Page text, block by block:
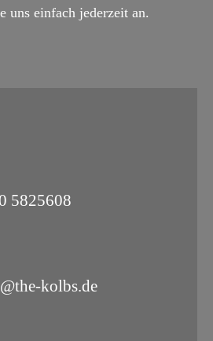
uns einfach jederzeit an.
5825608
kolbs.de